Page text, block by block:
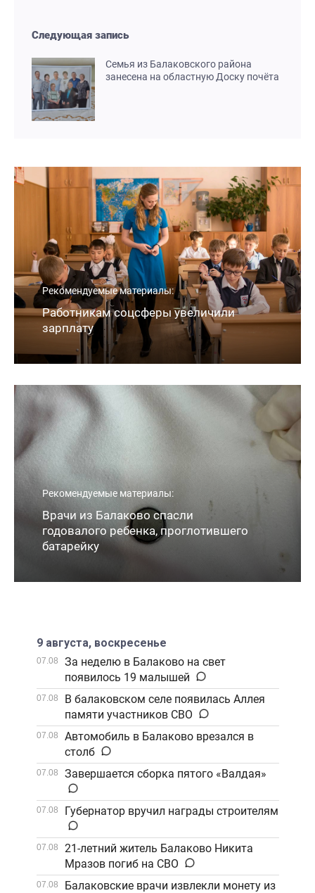
Следующая запись
Семья из Балаковского района
занесена на областную Доску почёта
Рекомендуемые материалы:
Работникам соцсферы увеличили
зарплату
Рекомендуемые материалы:
Врачи из Балаково спасли
годовалого ребенка, проглотившего
батарейку
9 августа, воскресенье
07.08
За неделю в Балаково на свет
появилось 19 малышей
07.08
В балаковском селе появилась Аллея
памяти участников СВО
07.08
Автомобиль в Балаково врезался в
столб
07.08 Завершается сборка пятого «Валдая»
07.08 Губернатор вручил награды строителям
07.08
21-летний житель Балаково Никита
Мразов погиб на СВО
07.08
Балаковские врачи извлекли монету из